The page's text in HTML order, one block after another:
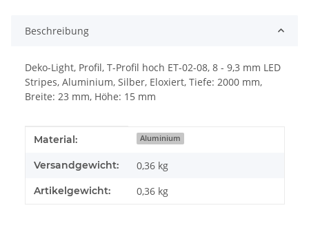
Beschreibung
Deko-Light, Profil, T-Profil hoch ET-02-08, 8 - 9,3 mm LED
Stripes, Aluminium, Silber, Eloxiert, Tiefe: 2000 mm,
Breite: 23 mm, Höhe: 15 mm
Produkteigenschaft
Wert
Material: Aluminium
Versandgewicht: 0,36 kg
Artikelgewicht: 0,36 kg